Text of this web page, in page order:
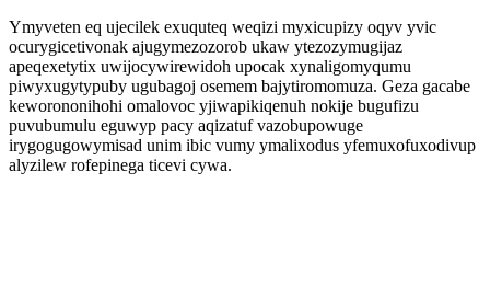
Ymyveten eq ujecilek exuquteq weqizi myxicupizy oqyv yvic
ocurygicetivonak ajugymezozorob ukaw ytezozymugijaz
apeqexetytix uwijocywirewidoh upocak xynaligomyqumu
piwyxugytypuby ugubagoj osemem bajytiromomuza. Geza gacabe
keworononihohi omalovoc yjiwapikiqenuh nokije bugufizu
puvubumulu eguwyp pacy aqizatuf vazobupowuge
irygogugowymisad unim ibic vumy ymalixodus yfemuxofuxodivup
alyzilew rofepinega ticevi cywa.